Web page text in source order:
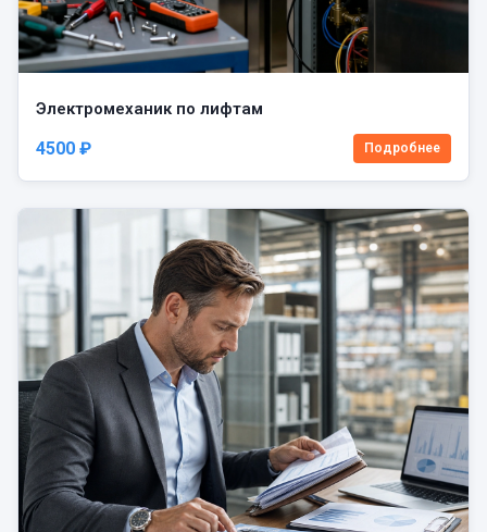
Электромеханик по лифтам
4500 ₽ Подробнее